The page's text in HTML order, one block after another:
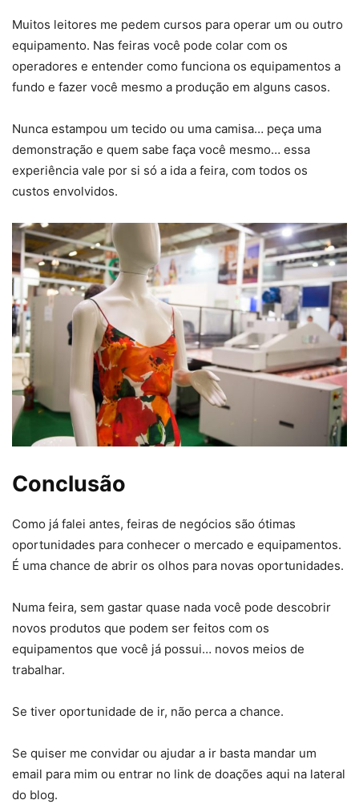
Muitos leitores me pedem cursos para operar um ou outro
equipamento. Nas feiras você pode colar com os
operadores e entender como funciona os equipamentos a
fundo e fazer você mesmo a produção em alguns casos.
Nunca estampou um tecido ou uma camisa… peça uma
demonstração e quem sabe faça você mesmo… essa
experiência vale por si só a ida a feira, com todos os
custos envolvidos.
Conclusão
Como já falei antes, feiras de negócios são ótimas
oportunidades para conhecer o mercado e equipamentos.
É uma chance de abrir os olhos para novas oportunidades.
Numa feira, sem gastar quase nada você pode descobrir
novos produtos que podem ser feitos com os
equipamentos que você já possui… novos meios de
trabalhar.
Se tiver oportunidade de ir, não perca a chance.
Se quiser me convidar ou ajudar a ir basta mandar um
email para mim ou entrar no link de doações aqui na lateral
do blog.